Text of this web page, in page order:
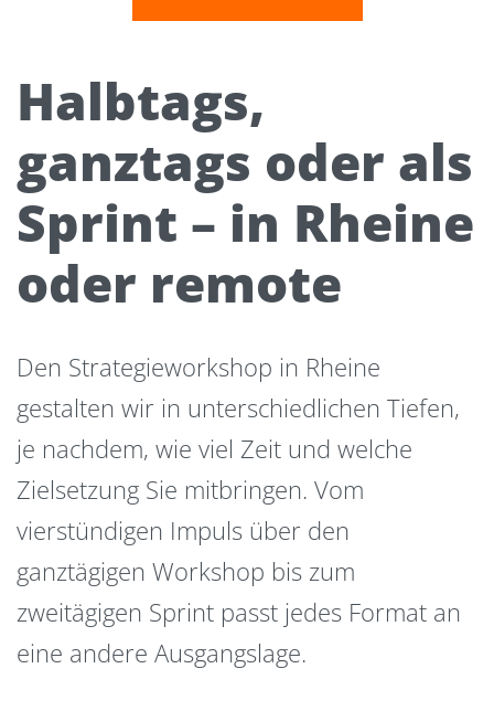
Halbtags,
ganztags oder als
Sprint – in Rheine
oder remote
Den Strategieworkshop in Rheine
gestalten wir in unterschiedlichen Tiefen,
je nachdem, wie viel Zeit und welche
Zielsetzung Sie mitbringen. Vom
vierstündigen Impuls über den
ganztägigen Workshop bis zum
zweitägigen Sprint passt jedes Format an
eine andere Ausgangslage.